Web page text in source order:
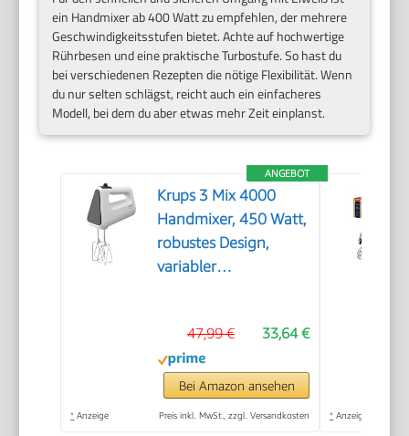
ein Handmixer ab 400 Watt zu empfehlen, der mehrere
Geschwindigkeitsstufen bietet. Achte auf hochwertige
Rührbesen und eine praktische Turbostufe. So hast du
bei verschiedenen Rezepten die nötige Flexibilität. Wenn
du nur selten schlägst, reicht auch ein einfacheres
Modell, bei dem du aber etwas mehr Zeit einplanst.
ANGEBOT
Krups 3 Mix 4000
Handmixer, 450 Watt,
robustes Design,
variabler
Funktion, inkl. 2
Rührbesen und 2
Knethaken,
weiß/grau, GN4001
33,64 €
47,99 €
Bei Amazon ansehen
* Anzeige Preis inkl. MwSt., zzgl. Versandkosten * Anzeige